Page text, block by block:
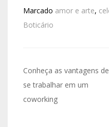
Marcado amor e arte,
Boticário
Conheça as vantagens de
se trabalhar em um
coworking